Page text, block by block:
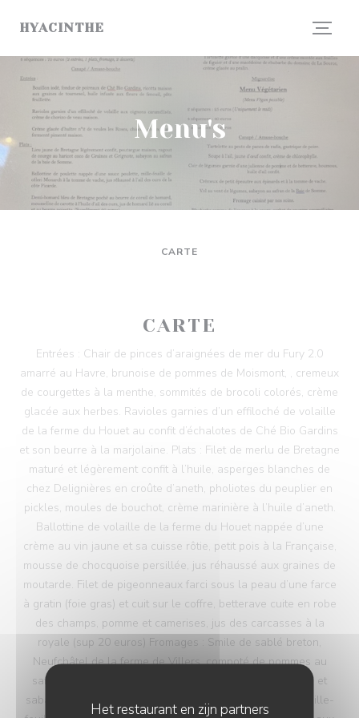
Het restaurant en zijn partners
HYACINTHE
Menu's
CARTE
CARTE
Entrées : Chair de pinces d’araignées de mer du Fury 2.0
amarré au Havre, brunoise de pommes de Moismont, , cremeux
de courgettes à la menthe, sommités de brocoli colorés, crème
glacée aux herbes. Ravioles garnies d’un effiloché de volaille
de la ferme du Houet au confit d’échalotes de Ché Bio Gardins
et son beurre à la marjolaine. Plats : Filet de merlu de Bretagne
maturé et légèrement confit à l’huile, asperges blanches de
chez Delignières en croûte d’aneth, pholiotes du peuplier en
pickles, moules de bouchot, crème marinière à l’huile d’aneth.
Ballottine de volaille de la ferme du Houet nappée d’une
crème au vin jaune et sa cuisse rôtie, petit pois à la Française,
mousse de chocquoise persillée, jus réhaussé aux graines de
moutarde. Filet de pigeonneaux farci sous la peau d’une farce
à gratin (foie gras) et cuit sur le coffre, betterave cuite en robe
des champs, pomme et camerises, jus des carcasses à la
royale (sup 20 euros) Fromages : Smile de sablé breton,
Neufchâtel de la ferme de Villers, compoté de pommes au
safran de la Baie de Somme d’Anne Poupard, pâtissière et
sabayon au riesling du vignoble des 3 terres. Dessert : Mille-